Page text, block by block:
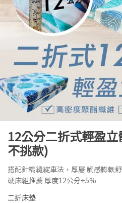
12公分二折式輕盈
不挑款)
搭配針織縫綻車法，厚層 觸感膨軟
硬床組推薦 厚度12公分±5%
二折床墊